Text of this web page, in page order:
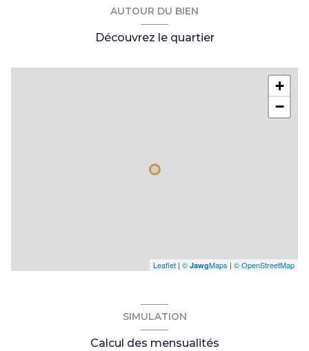
AUTOUR DU BIEN
Découvrez le quartier
+
−
Leaflet | © JawgMaps | © OpenStreetMap
SIMULATION
Calcul des mensualités